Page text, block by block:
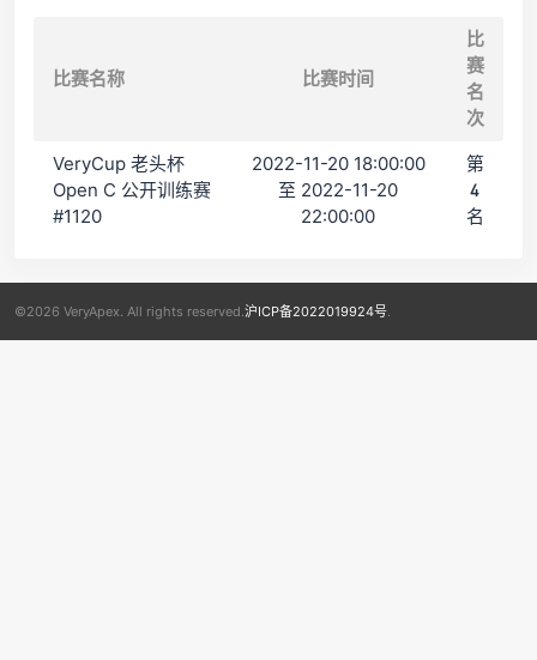
比赛名称 比赛时间
比
赛
名
次
VeryCup 老头杯
Open C 公开训练赛
#1120
2022-11-20 18:00:00
至 2022-11-20
22:00:00
第
4
名
©2026 VeryApex. All rights reserved. 沪ICP备2022019924号